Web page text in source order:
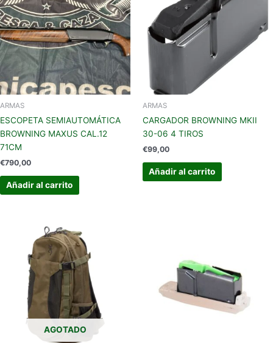
ARMAS
ESCOPETA SEMIAUTOMÁTICA
BROWNING MAXUS CAL.12
71CM
€790,00
Añadir al carrito
ARMAS
CARGADOR BROWNING MKII
30-06 4 TIROS
€99,00
Añadir al carrito
AGOTADO